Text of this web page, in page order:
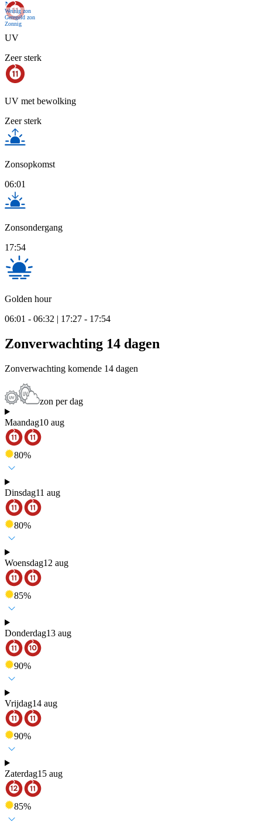
Nu
Weinig zon
Geregeld zon
Zonnig
UV
Zeer sterk
UV met bewolking
Zeer sterk
Zonsopkomst
06:01
Zonsondergang
17:54
Golden hour
06:01 - 06:32 | 17:27 - 17:54
Zonverwachting 14 dagen
Zonverwachting komende 14 dagen
zon per dag
Maandag10 aug
80%
Dinsdag11 aug
80%
Woensdag12 aug
85%
Donderdag13 aug
90%
Vrijdag14 aug
90%
Zaterdag15 aug
85%